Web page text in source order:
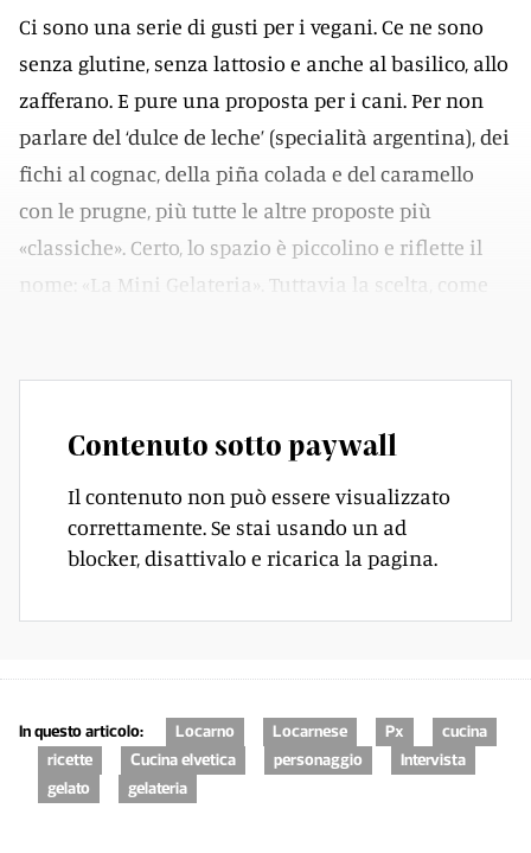
Ci sono una serie di gusti per i vegani. Ce ne sono
senza glutine, senza lattosio e anche al basilico, allo
zafferano. E pure una proposta per i cani. Per non
parlare del ‘dulce de leche’ (specialità argentina), dei
fichi al cognac, della piña colada e del caramello
con le prugne, più tutte le altre proposte più
«classiche». Certo, lo spazio è piccolino e riflette il
nome: «La Mini Gelateria». Tuttavia la scelta, come
Contenuto sotto paywall
Il contenuto non può essere visualizzato
correttamente. Se stai usando un ad
blocker, disattivalo e ricarica la pagina.
In questo articolo: Locarno Locarnese Px
cucina
ricette
Cucina elvetica personaggio
Intervista
gelato
gelateria